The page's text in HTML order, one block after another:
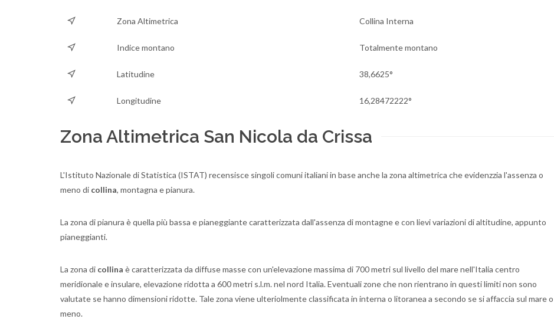
Zona Altimetrica Collina Interna
Indice montano Totalmente montano
Latitudine 38,6625°
Longitudine 16,28472222°
Zona Altimetrica San Nicola da Crissa
L'Istituto Nazionale di Statistica (ISTAT) recensisce singoli comuni italiani in base anche la zona altimetrica che evidenzzia l'assenza o
meno di collina, montagna e pianura.
La zona di pianura è quella più bassa e pianeggiante caratterizzata dall'assenza di montagne e con lievi variazioni di altitudine, appunto
pianeggianti.
La zona di collina è caratterizzata da diffuse masse con un'elevazione massima di 700 metri sul livello del mare nell'Italia centro
meridionale e insulare, elevazione ridotta a 600 metri s.l.m. nel nord Italia. Eventuali zone che non rientrano in questi limiti non sono
valutate se hanno dimensioni ridotte. Tale zona viene ulteriolmente classificata in interna o litoranea a secondo se si affaccia sul mare o
meno.